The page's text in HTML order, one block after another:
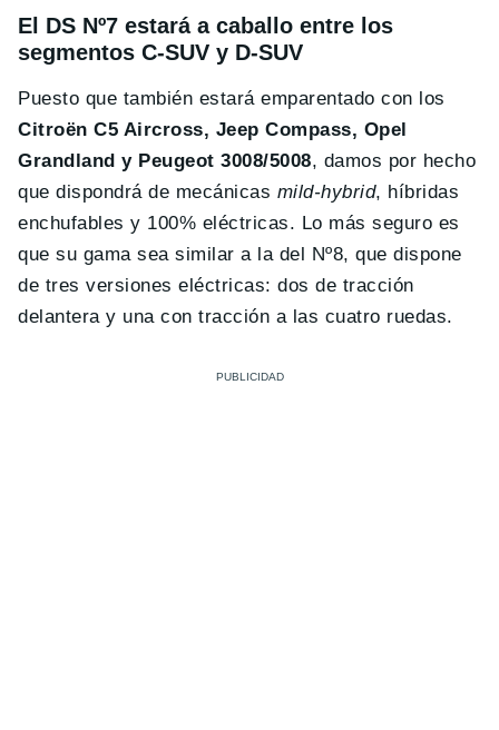
El DS Nº7 estará a caballo entre los
segmentos C-SUV y D -SUV
Puesto que también estará emparentado con los
Citroën C5 Aircross, Jeep Compass, Opel
Grandland y Peugeot 3008/5008, damos por hecho
que dispondrá de mecánicas mild-hybrid, híbridas
enchufables y 100% eléctricas. Lo más seguro es
que su gama sea similar a la del Nº8, que dispone
de tres versiones eléctricas: dos de tracción
delantera y una con tracción a las cuatro ruedas.